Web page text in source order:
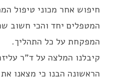
חיפוש אחר מכוני טיפול
המטפלים יחד והכי חשוב
המפקחת על כל התהליך.
קיבלנו המלצה על ד"ר
הראשונה הבנו כי מצאנו